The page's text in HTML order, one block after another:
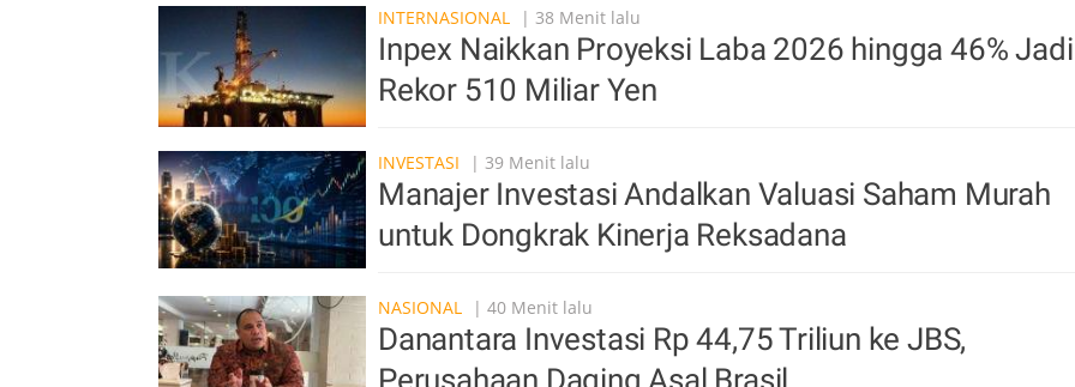
INTERNASIONAL | 38 Menit lalu
Inpex Naikkan Proyeksi Laba 2026 hingga 46% Jadi
Rekor 510 Miliar Yen
INVESTASI | 39 Menit lalu
Manajer Investasi Andalkan Valuasi Saham Murah
untuk Dongkrak Kinerja Reksadana
NASIONAL | 40 Menit lalu
Danantara Investasi Rp 44,75 Triliun ke JBS,
Perusahaan Daging Asal Brasil